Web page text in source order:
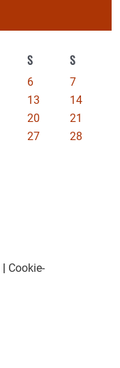
S S
6
7
13
14
20
21
27
28
| Cookie-